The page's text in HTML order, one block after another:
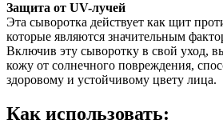
Защита от UV-лучей
Эта сыворотка действует как щит
которые являются значительным
Включив эту сыворотку в свой уход,
кожу от солнечного повреждения,
здоровому и устойчивому цвету лица.
Как использовать: